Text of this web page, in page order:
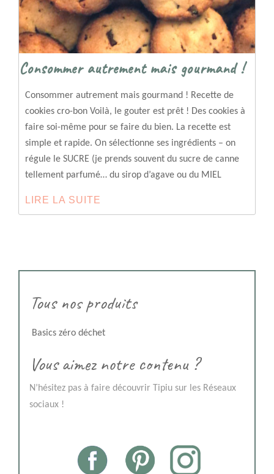
Consommer autrement mais gourmand !
Consommer autrement mais gourmand ! Recette de
cookies cro-bon Voilà, le gouter est prêt ! Des cookies à
faire soi-même pour se faire du bien. La recette est
simple et rapide. On sélectionne ses ingrédients – on
régule le SUCRE (je prends souvent du sucre de canne
tellement parfumé… du sirop d’agave ou du MIEL
LIRE LA SUITE
AUTREMENT
Tous nos produits
Basics zéro déchet
Vous aimez notre contenu ?
N’hésitez pas à faire découvrir Tipiu sur les Réseaux
sociaux !